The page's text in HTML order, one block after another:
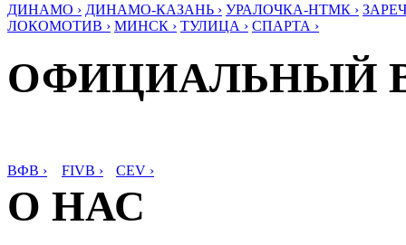
ДИНАМО › ДИНАМО-КАЗАНЬ › УРАЛОЧКА-НТМК ›
ЛОКОМОТИВ › МИНСК › ТУЛИЦА › СПАРТА ›
ОФИЦИАЛЬНЫЙ
ВФВ › FIVB › CEV ›
О НАС